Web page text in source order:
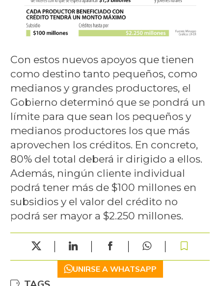
Con estos nuevos apoyos que tienen
como destino tanto pequeños, como
medianos y grandes productores, el
Gobierno determinó que se pondrá un
límite para que sean los pequeños y
medianos productores los que más
aprovechen los créditos. En concreto,
80% del total deberá ir dirigido a ellos.
Además, ningún cliente individual
podrá tener más de $100 millones en
subsidios y el valor del crédito no
podrá ser mayor a $2.250 millones.
UNIRSE A WHATSAPP